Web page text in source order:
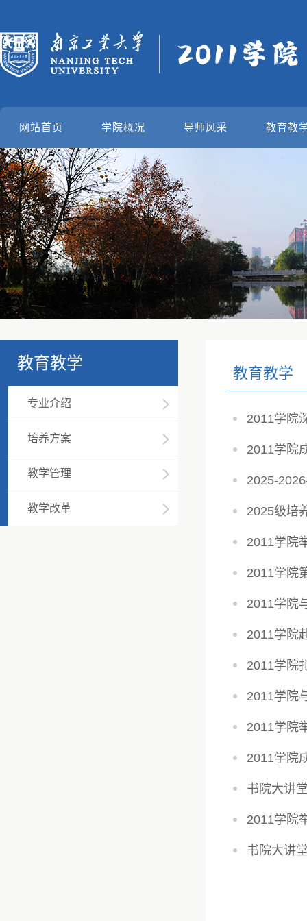
网站首页 学院概况 导师风采 教育教
教育教学
专业介绍
培养方案
教学管理
教学改革
教育教学
2011学院
2011学院
2025-
2025级培
2011学院
2011学院
2011学院
2011学院
2011学院
2011学院
2011学院
2011学院
书院大讲
2011学院
书院大讲